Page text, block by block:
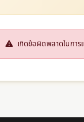
เกิดข้อผิดพลาดในกา